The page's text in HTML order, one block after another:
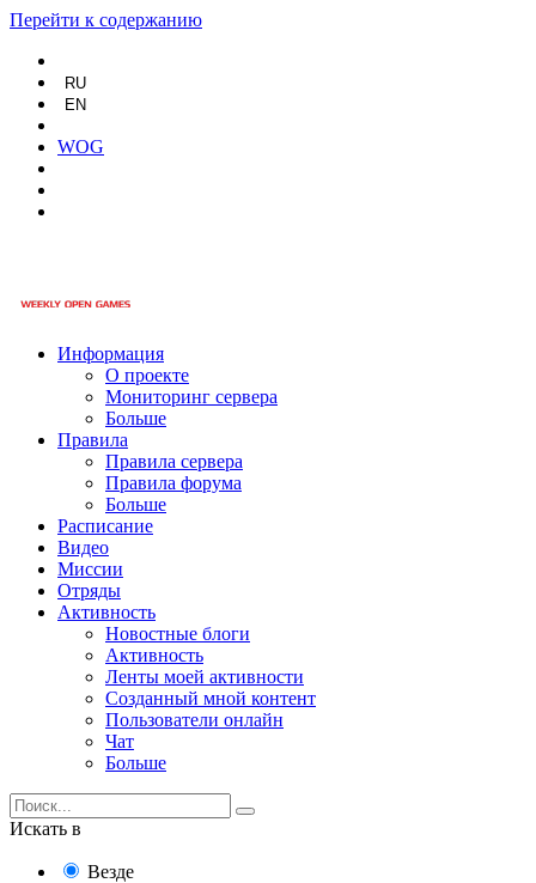
Перейти к содержанию
RU
EN
WOG
Информация
О проекте
Мониторинг сервера
Больше
Правила
Правила сервера
Правила форума
Больше
Расписание
Видео
Миссии
Отряды
Активность
Новостные блоги
Активность
Ленты моей активности
Созданный мной контент
Пользователи онлайн
Чат
Больше
Искать в
Везде